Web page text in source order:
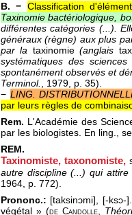
B. − Classification
Taxinomie bactériologique,
différentes catégories (...).
généraux (règne) aux plus
par la taxinomie(anglais
systématiques des
spontanément observés et
Terminol., 1979, p. 35).
− LING.
par leurs règles de
Rem. L'Académie des
par les biologistes. En ling.,
REM.
Taxinomiste, taxonomiste,
autre discipline (...) qui
1964, p. 772).
Prononc.: [taksinɔmi], [-ksɔ-].
végétal » (de Candolle,